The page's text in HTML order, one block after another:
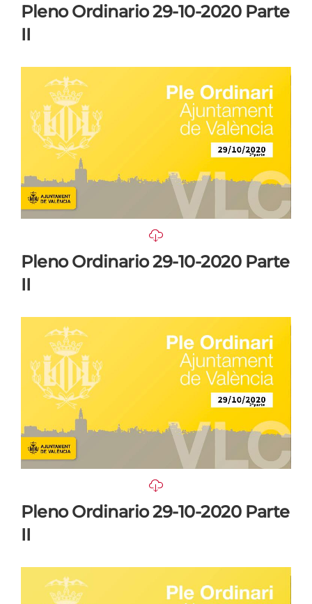
Pleno Ordinario 29-10-2020 Parte
II
Pleno Ordinario 29-10-2020 Parte
II
Pleno Ordinario 29-10-2020 Parte
II